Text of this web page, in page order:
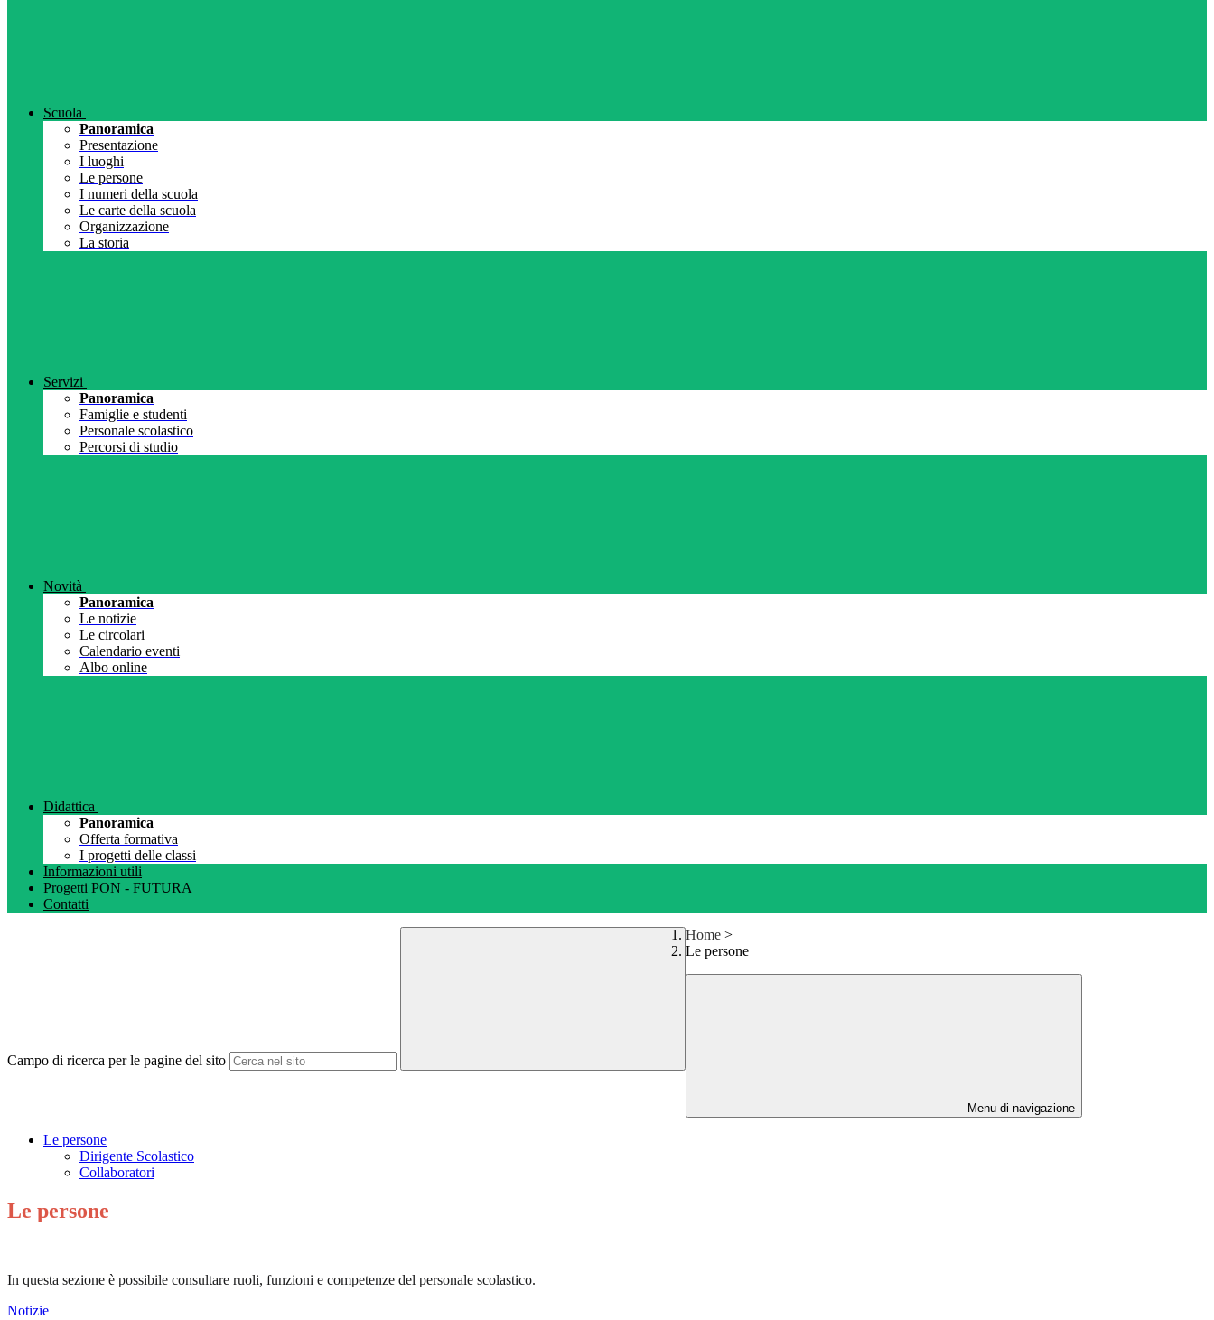
Scuola
Panoramica
Presentazione
I luoghi
Le persone
I numeri della scuola
Le carte della scuola
Organizzazione
La storia
Servizi
Panoramica
Famiglie e studenti
Personale scolastico
Percorsi di studio
Novità
Panoramica
Le notizie
Le circolari
Calendario eventi
Albo online
Didattica
Panoramica
Offerta formativa
I progetti delle classi
Informazioni utili
Progetti PON - FUTURA
Contatti
Campo di ricerca per le pagine del sito
Home >
Le persone
Menu di navigazione
Le persone
Dirigente Scolastico
Collaboratori
Le persone
In questa sezione è possibile consultare ruoli, funzioni e competenze del personale scolastico.
Notizie